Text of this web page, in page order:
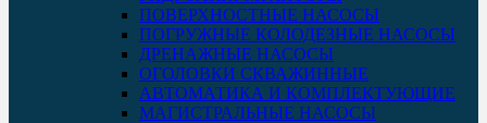
ПОВЕРХНОСТНЫЕ НАСОСЫ
ПОГРУЖНЫЕ КОЛОДЕЗНЫЕ НАСОСЫ
ДРЕНАЖНЫЕ НАСОСЫ
ОГОЛОВКИ СКВАЖИННЫЕ
АВТОМАТИКА И КОМПЛЕКТУЮЩИЕ
МАГИСТРАЛЬНЫЕ НАСОСЫ